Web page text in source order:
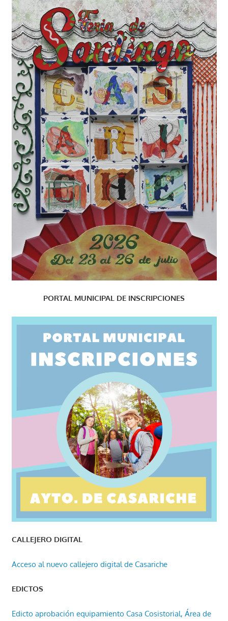
PORTAL MUNICIPAL DE INSCRIPCIONES
CALLEJERO DIGITAL
Acceso al nuevo callejero digital de Casariche
EDICTOS
Edicto aprobación equipamiento Casa Cosistorial, Área de